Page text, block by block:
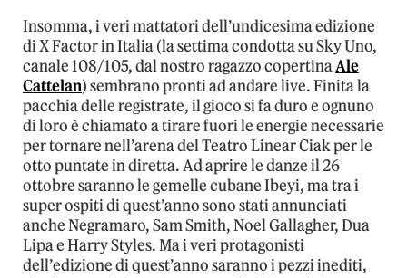
Insomma, i veri mattatori dell’undicesima edizione
di X Factor in Italia (la settima condotta su Sky Uno,
canale 108/105, dal nostro ragazzo copertinaAle
Cattelan) sembrano pronti ad andare live. Finita la
pacchia delle registrate, il gioco si fa duro e ognuno
di loro è chiamato a tirare fuori le energie necessarie
per tornare nell’arena del Teatro Linear Ciak per le
otto puntate in diretta. Ad aprire le danze il 26
ottobre saranno le gemelle cubane Ibeyi, ma tra i
super ospiti di quest’anno sono stati annunciati
anche Negramaro, Sam Smith, Noel Gallagher, Dua
Lipa e Harry Styles. Ma i veri protagonisti
dell’edizione di quest’anno saranno i pezzi inediti,